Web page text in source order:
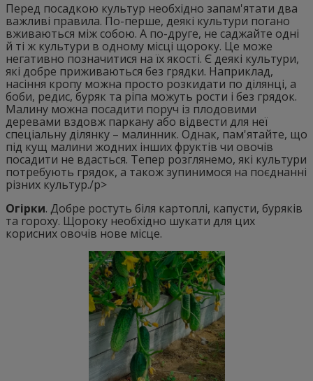
Перед посадкою культур необхідно запам'ятати два
важливі правила. По-перше, деякі культури погано
вживаються між собою. А по-друге, не саджайте одні
й ті ж культури в одному місці щороку. Це може
негативно позначитися на їх якості. Є деякі культури,
які добре приживаються без грядки. Наприклад,
насіння кропу можна просто розкидати по ділянці, а
боби, редис, буряк та ріпа можуть рости і без грядок.
Малину можна посадити поруч із плодовими
деревами вздовж паркану або відвести для неї
спеціальну ділянку – малинник. Однак, пам'ятайте, що
під кущ малини жодних інших фруктів чи овочів
посадити не вдасться. Тепер розглянемо, які культури
потребують грядок, а також зупинимося на поєднанні
різних культур./p>
Огірки. Добре ростуть біля картоплі, капусти, буряків
та гороху. Щороку необхідно шукати для цих
корисних овочів нове місце.